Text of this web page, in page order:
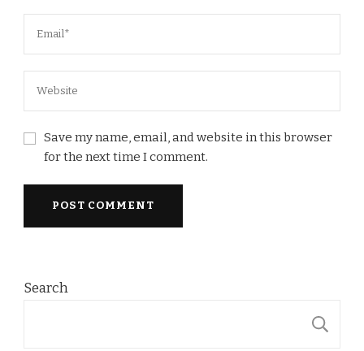
Save my name, email, and website in this browser
for the next time I comment.
Search